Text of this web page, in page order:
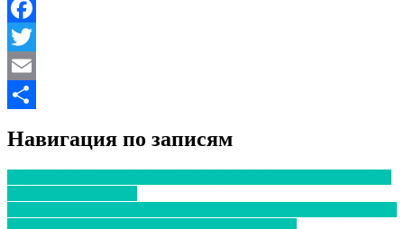
Facebook
Twitter
Email
Навигация по записям